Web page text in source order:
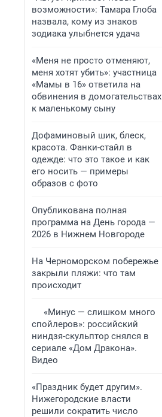
возможности»: Тамара Глоба
назвала, кому из знаков
зодиака улыбнется удача
«Меня не просто отменяют,
меня хотят убить»: участница
«Мамы в 16» ответила на
обвинения в домогательствах
к маленькому сыну
Дофаминовый шик, блеск,
красота. Фанки-стайл в
одежде: что это такое и как
его носить — примеры
образов с фото
Опубликована полная
программа на День города —
2026 в Нижнем Новгороде
На Черноморском побережье
закрыли пляжи: что там
происходит
«Минус — слишком много
спойлеров»: российский
ниндзя-скульптор снялся в
сериале «Дом Дракона».
Видео
«Праздник будет другим».
Нижегородские власти
решили сократить число